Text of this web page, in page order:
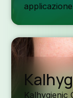
Kalhygienic